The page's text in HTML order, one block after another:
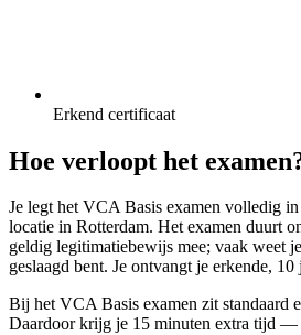
Erkend certificaat
Hoe verloopt het
Je legt het VCA Basis examen volledig
locatie in Rotterdam. Het examen duurt
geldig legitimatiebewijs mee; vaak weet
geslaagd bent. Je ontvangt je erkende,
Bij het VCA Basis examen zit standaard
Daardoor krijg je 15 minuten extra tijd —